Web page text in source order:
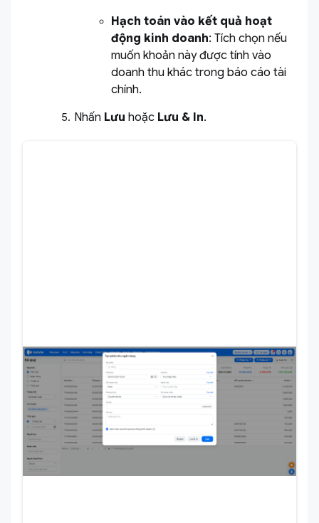
Hạch toán vào kết quả hoạt
động kinh doanh: Tích chọn nếu
muốn khoản này được tính vào
doanh thu khác trong báo cáo tài
chính.
Nhấn Lưu hoặc Lưu & In.